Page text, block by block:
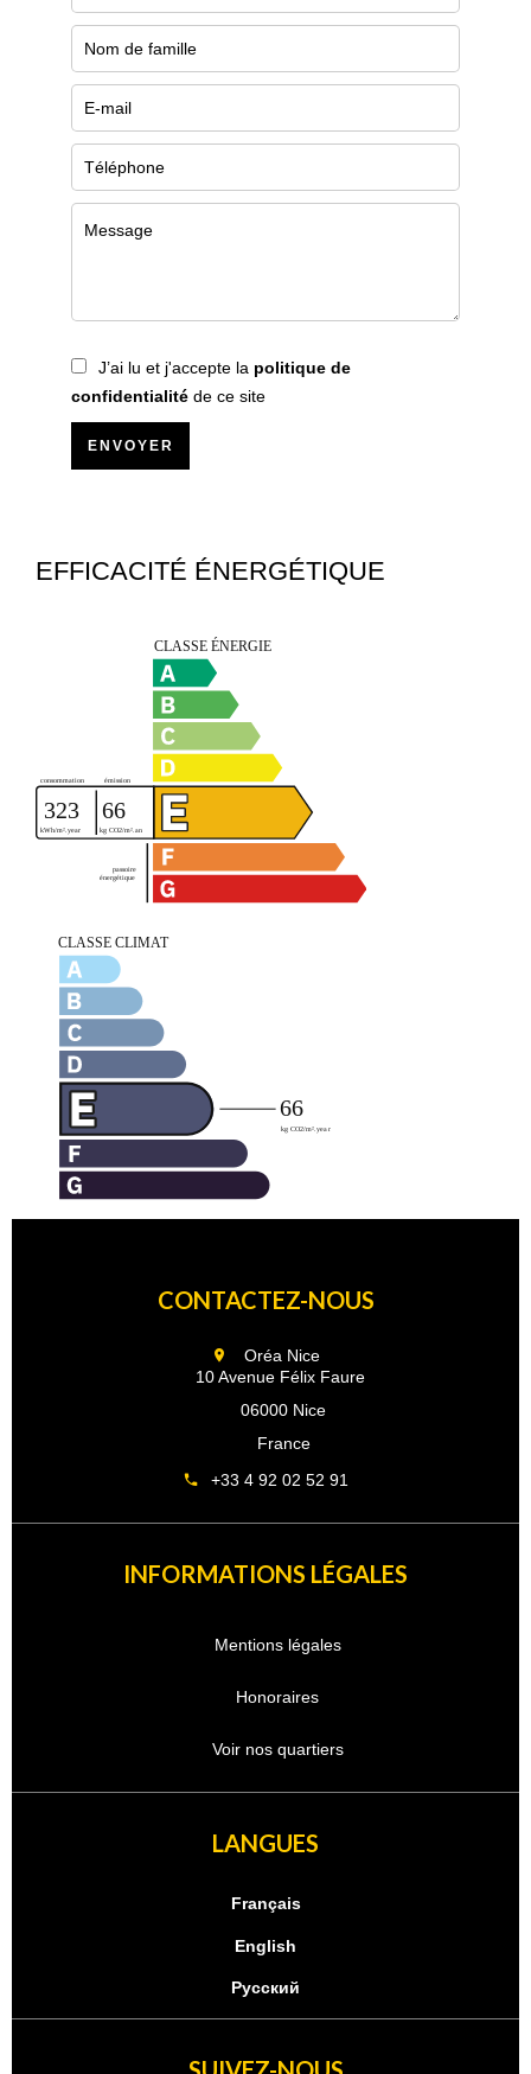
J’ai lu et j'accepte la politique de
confidentialité de ce site
ENVOYER
EFFICACITÉ ÉNERGÉTIQUE
CONTACTEZ-NOUS
Oréa Nice
10 Avenue Félix Faure
06000 Nice
France
+33 4 92 02 52 91
INFORMATIONS LÉGALES
Mentions légales
Honoraires
Voir nos quartiers
LANGUES
Français
English
Русский